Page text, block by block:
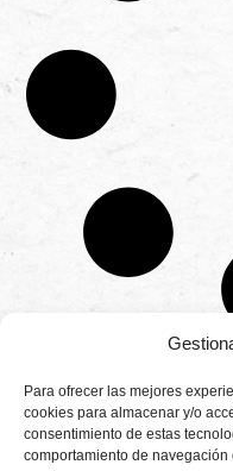
Para ofrecer las mejores
cookies para almacenar y/o
consentimiento de estas
comportamiento de
Productores
de
fresas,